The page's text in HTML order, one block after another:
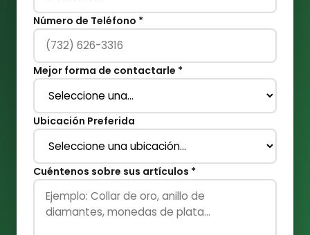
Número de Teléfono *
Mejor forma de contactarle *
Ubicación Preferida
Cuéntenos sobre sus artículos *